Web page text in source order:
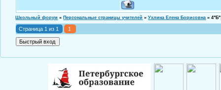
Школьный форум » Персональные страницы учителей » Ухлина Елена Борисовна »
Страница 1 из 1 1